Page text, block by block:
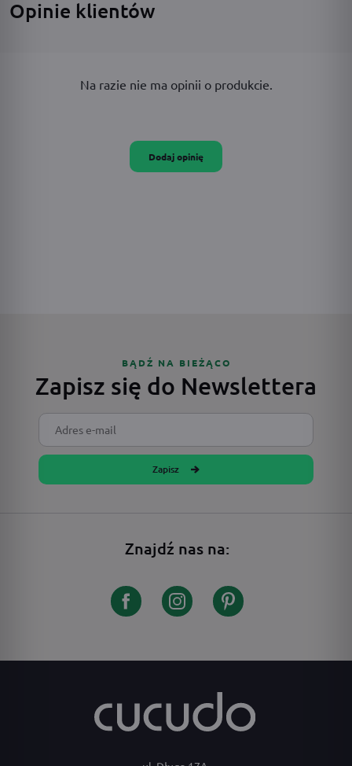
Opinie klientów
Na razie nie ma opinii o produkcie.
Dodaj opinię
BĄDŹ NA BIEŻĄCO
Zapisz się do Newslettera
Zapisz
Znajdź nas na: